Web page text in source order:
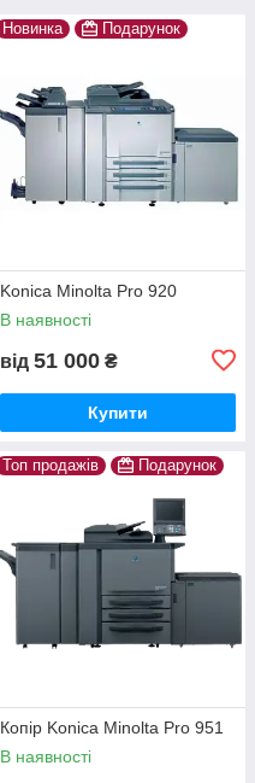
Новинка Подарунок
Konica Minolta Pro 920
В наявності
від 51 000 ₴
Купити
Топ продажів Подарунок
Копір Konica Minolta Pro 951
В наявності